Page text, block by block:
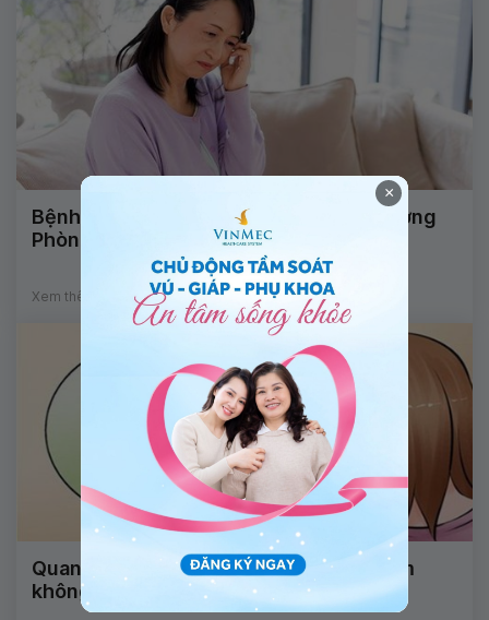
Bệnh viện Vinmec Central Park khai trương
Phòng khám Tiền mãn kinh
Xem thêm
Quan hệ sau sinh bị ra máu có nguy hiểm
không?
×